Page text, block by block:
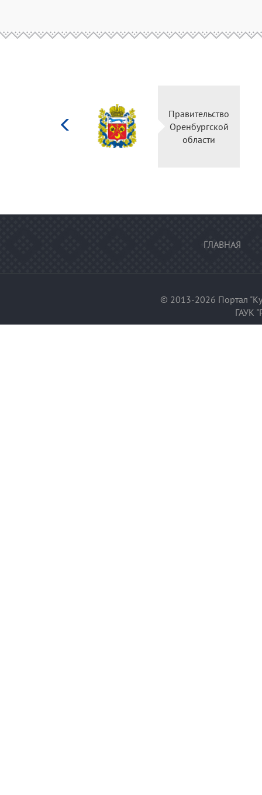
Министерство
культуры
Российской
федерации
ГЛАВНАЯ
© 2013-2026 Портал
ГАУК